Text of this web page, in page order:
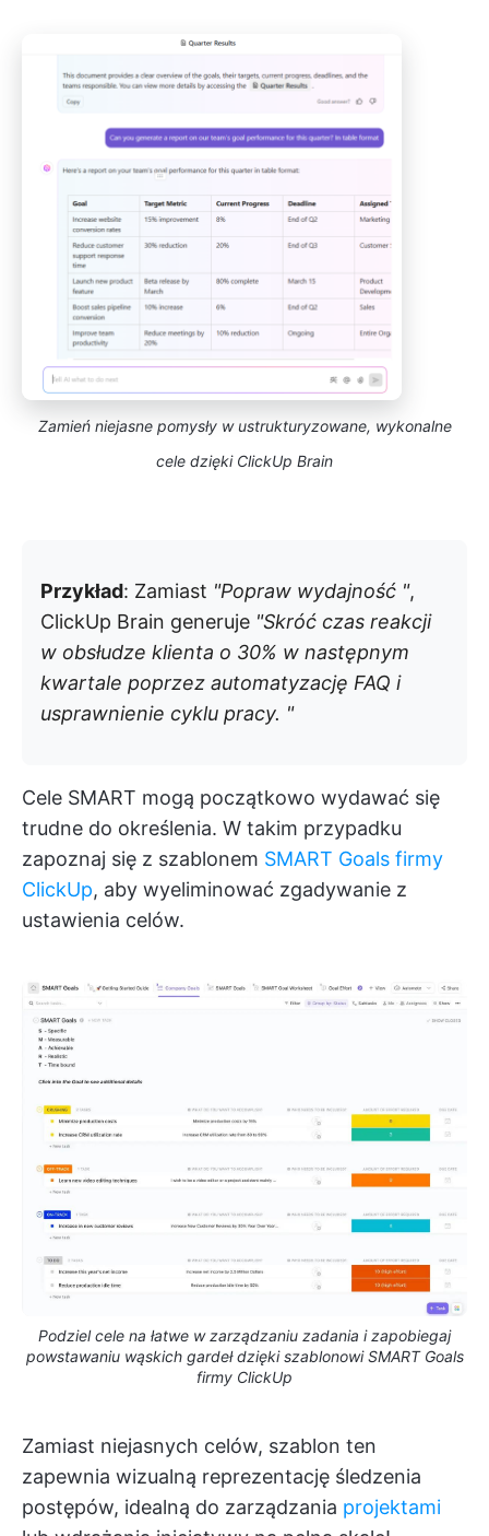
Zamień niejasne pomysły w ustrukturyzowane, wykonalne
cele dzięki ClickUp Brain
Przykład: Zamiast "Popraw wydajność ",
ClickUp Brain generuje "Skróć czas reakcji
w obsłudze klienta o 30% w następnym
kwartale poprzez automatyzację FAQ i
usprawnienie cyklu pracy. "
Cele SMART mogą początkowo wydawać się
trudne do określenia. W takim przypadku
zapoznaj się z szablonem SMART Goals firmy
ClickUp, aby wyeliminować zgadywanie z
ustawienia celów.
Podziel cele na łatwe w zarządzaniu zadania i zapobiegaj
powstawaniu wąskich gardeł dzięki szablonowi SMART Goals
firmy ClickUp
Zamiast niejasnych celów, szablon ten
zapewnia wizualną reprezentację śledzenia
postępów, idealną do zarządzania projektami